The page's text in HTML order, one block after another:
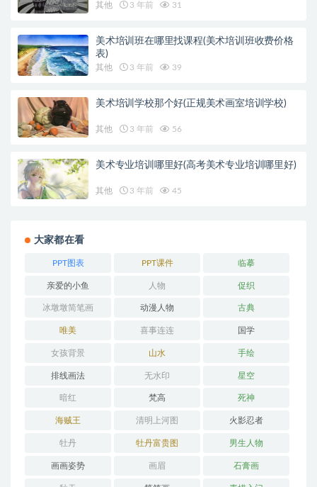
其他 3 年前 31
美术培训班在哪里找课程(美术培训班收费价格
表)
其他 3 年前 39
美术培训学校那个好(正规美术画室培训学校)
其他 3 年前 56
美术专业培训哪里好(高考美术专业培训哪里好)
其他 3 年前 45
大家都在看
PPT图表 PPT课件 临摹
亲爱的小鱼 人物 促织
冰墩墩简笔画 动漫人物 古典
唯美 喜事连连 国学
女孩背景 山水 手绘
排线画法 无水印 星空
暗红 梵高 死神
海贼王 清明上河图 火影忍者
牡丹 牡丹富贵图 男生人物
画画姿势 画眉 石膏画